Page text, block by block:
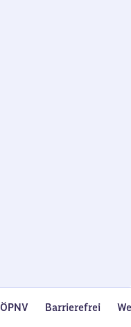
ÖPNV Barrierefrei